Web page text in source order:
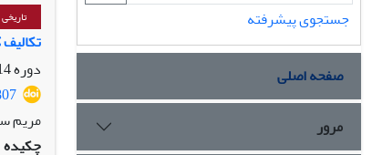
تاریخی
دوره 14، شماره 4، زمستان 1401، صفحه
مریم
چکیده
جستجوی پیشرفته
صفحه اصلی
مرور